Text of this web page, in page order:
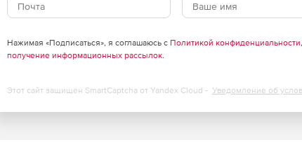
администраторов
и подобные им задачи автоматизированы, чтобы
и обновлении ПО.
Нажимая «Подписаться», я соглашаюсь с Политикой конфиденциальности
получение информационных рассылок.
Этот сайт защищен SmartCaptcha от Yandex Cloud - Уведомление об